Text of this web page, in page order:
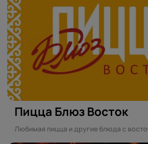
Пицца Блюз Восток
Любимая пицца и другие блюда с